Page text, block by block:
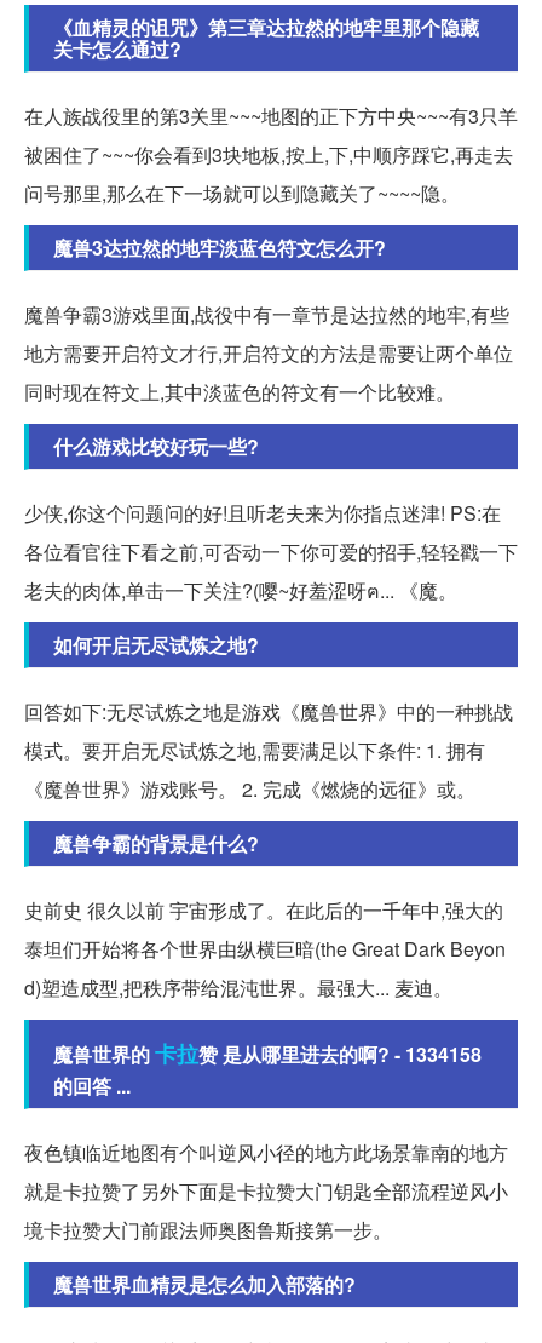
《血精灵的诅咒》第三章达拉然的地牢里那个隐藏
关卡怎么通过?
在人族战役里的第3关里~~~地图的正下方中央~~~有3只羊
被困住了~~~你会看到3块地板,按上,下,中顺序踩它,再走去
问号那里,那么在下一场就可以到隐藏关了~~~~隐。
魔兽3达拉然的地牢淡蓝色符文怎么开?
魔兽争霸3游戏里面,战役中有一章节是达拉然的地牢,有些
地方需要开启符文才行,开启符文的方法是需要让两个单位
同时现在符文上,其中淡蓝色的符文有一个比较难。
什么游戏比较好玩一些?
少侠,你这个问题问的好!且听老夫来为你指点迷津! PS:在
各位看官往下看之前,可否动一下你可爱的招手,轻轻戳一下
老夫的肉体,单击一下关注?(嘤~好羞涩呀ฅ... 《魔。
如何开启无尽试炼之地?
回答如下:无尽试炼之地是游戏《魔兽世界》中的一种挑战
模式。要开启无尽试炼之地,需要满足以下条件: 1. 拥有
《魔兽世界》游戏账号。 2. 完成《燃烧的远征》或。
魔兽争霸的背景是什么?
史前史 很久以前 宇宙形成了。在此后的一千年中,强大的
泰坦们开始将各个世界由纵横巨暗(the Great Dark Beyon
d)塑造成型,把秩序带给混沌世界。最强大... 麦迪。
魔兽世界的卡拉赞 是从哪里进去的啊? - 1334158
的回答 ...
夜色镇临近地图有个叫逆风小径的地方此场景靠南的地方
就是卡拉赞了另外下面是卡拉赞大门钥匙全部流程逆风小
境卡拉赞大门前跟法师奥图鲁斯接第一步。
魔兽世界血精灵是怎么加入部落的?